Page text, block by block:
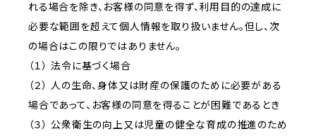
れる場合を除き、お客様の同意を得ず、利用目的の達成に
必要な範囲を超えて個人情報を取り扱いません。但し、次
の場合はこの限りではありません。
（１） 法令に基づく場合
（２） 人の生命、身体又は財産の保護のために必要がある
場合であって、お客様の同意を得ることが困難であるとき
（３） 公衆衛生の向上又は児童の健全な育成の推進のため